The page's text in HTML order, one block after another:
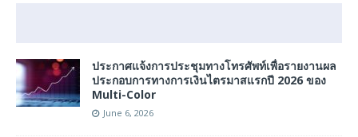
ประกาศแจ้งการประชุมทางโทรศัพท์เพื่อรายงานผล
ประกอบการทางการเงินไตรมาสแรกปี 2026 ของ
Multi-Color
June 6, 2026